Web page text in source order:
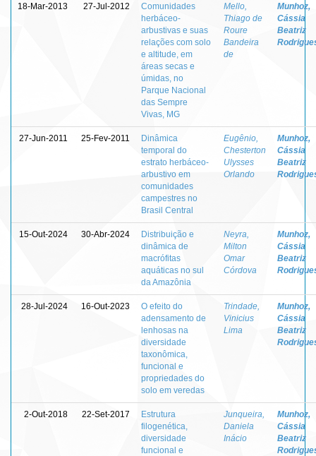
18-Mar-2013 27-Jul-2012
Comunidades
herbáceo-
arbustivas e suas
relações com solo
e altitude, em
áreas secas e
úmidas, no
Parque Nacional
das Sempre
Vivas, MG
Mello,
Thiago de
Roure
Bandeira
de
Munhoz,
Cássia
Beatriz
27-Jun-2011 25-Fev-2011
Dinâmica
temporal do
estrato herbáceo-
arbustivo em
comunidades
campestres no
Brasil Central
Eugênio,
Chesterton
Ulysses
Orlando
Munhoz,
Cássia
Beatriz
15-Out-2024 30-Abr-2024
Distribuição e
dinâmica de
macrófitas
aquáticas no sul
da Amazônia
Neyra,
Milton
Omar
Córdova
Munhoz,
Cássia
Beatriz
28-Jul-2024 16-Out-2023
O efeito do
adensamento de
lenhosas na
diversidade
taxonômica,
funcional e
propriedades do
solo em veredas
Trindade,
Vinicius
Lima
Munhoz,
Cássia
Beatriz
2-Out-2018 22-Set-2017
Estrutura
filogenética,
diversidade
funcional e
Junqueira,
Daniela
Inácio
Munhoz,
Cássia
Beatriz